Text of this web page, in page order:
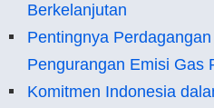
Berkelanjutan
Pentingnya
Pengurangan Emisi Gas
Komitmen Indonesia